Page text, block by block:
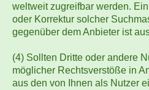
weltweit zugreifbar werden.
oder Korrektur solcher
gegenüber dem Anbieter ist
(4) Sollten Dritte oder andere
möglicher Rechtsverstöße in
aus den von Ihnen als Nutzer